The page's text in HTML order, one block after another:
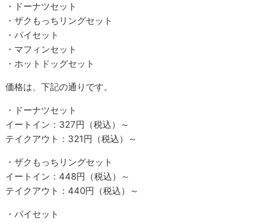
・ドーナツセット
・ザクもっちリングセット
・パイセット
・マフィンセット
・ホットドッグセット
価格は、下記の通りです。
・ドーナツセット
イートイン：327円（税込）～
テイクアウト：321円（税込）～
・ザクもっちリングセット
イートイン：448円（税込）～
テイクアウト：440円（税込）～
・パイセット